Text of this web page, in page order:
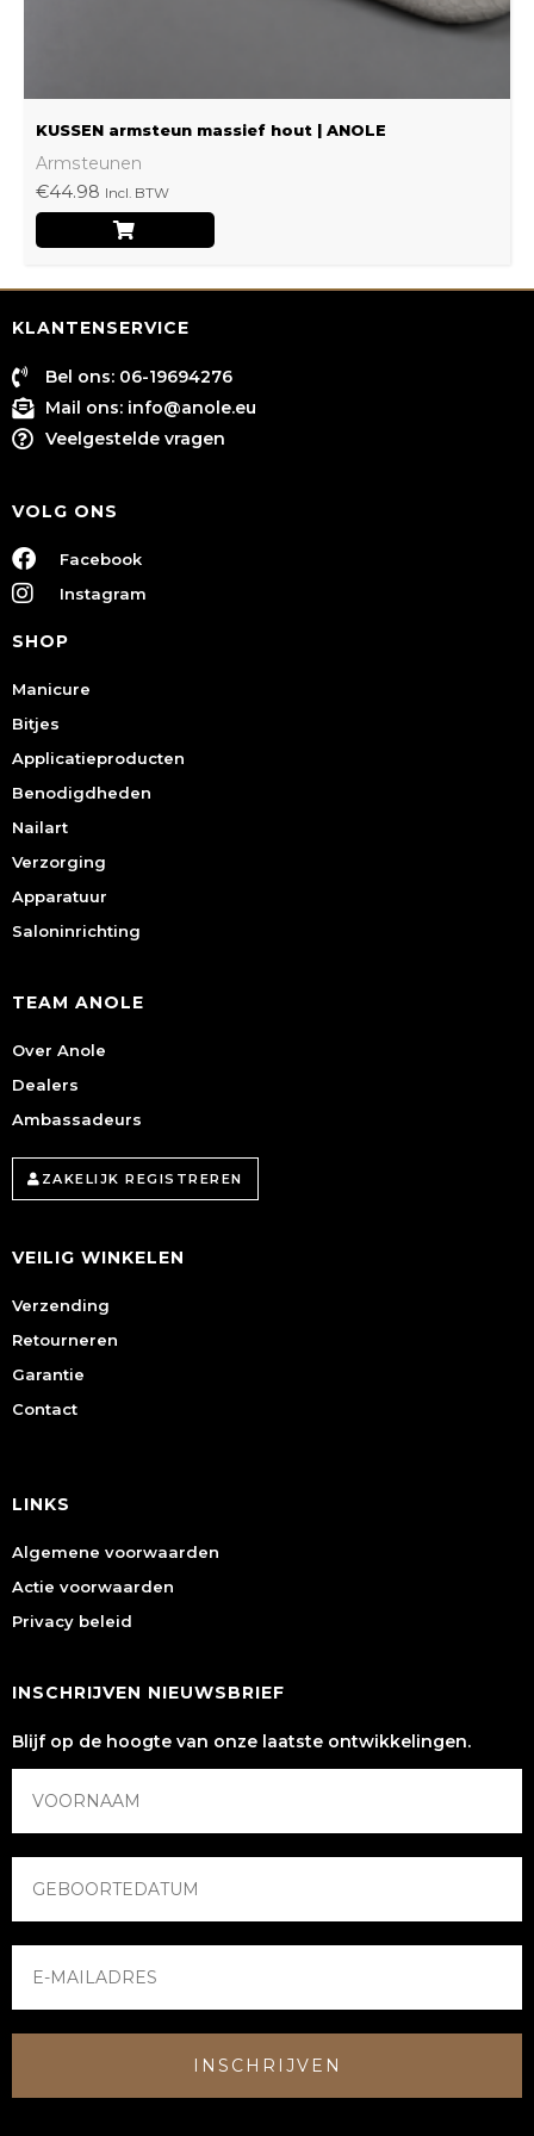
KUSSEN armsteun massief hout | ANOLE
Armsteunen
€44.98 Incl. BTW
KLANTENSERVICE
Bel ons: 06-19694276
Mail ons: info@anole.eu
Veelgestelde vragen
VOLG ONS
Facebook
Instagram
SHOP
Manicure
Bitjes
Applicatieproducten
Benodigdheden
Nailart
Verzorging
Apparatuur
Saloninrichting
TEAM ANOLE
Over Anole
Dealers
Ambassadeurs
ZAKELIJK REGISTREREN
VEILIG WINKELEN
Verzending
Retourneren
Garantie
Contact
LINKS
Algemene voorwaarden
Actie voorwaarden
Privacy beleid
INSCHRIJVEN NIEUWSBRIEF
Blijf op de hoogte van onze laatste ontwikkelingen.
INSCHRIJVEN